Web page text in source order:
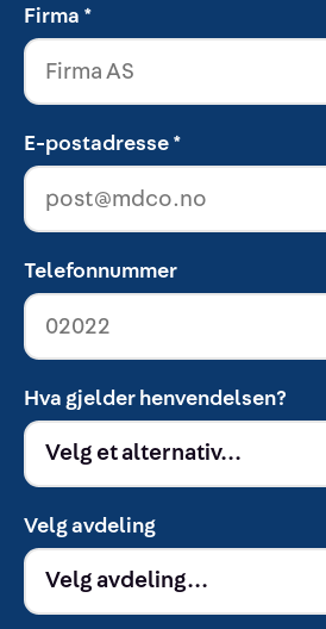
Firma *
E-postadresse *
Telefonnummer
Hva gjelder henvendelsen?
Velg avdeling